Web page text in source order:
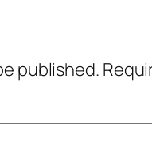
published.